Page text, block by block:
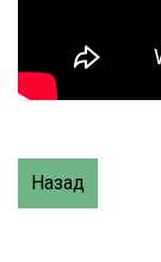
Назад